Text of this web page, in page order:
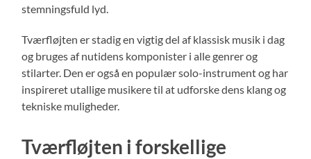
stemningsfuld lyd.
Tværfløjten er stadig en vigtig del af klassisk musik i dag
og bruges af nutidens komponister i alle genrer og
stilarter. Den er også en populær solo-instrument og har
inspireret utallige musikere til at udforske dens klang og
tekniske muligheder.
Tværfløjten i forskellige